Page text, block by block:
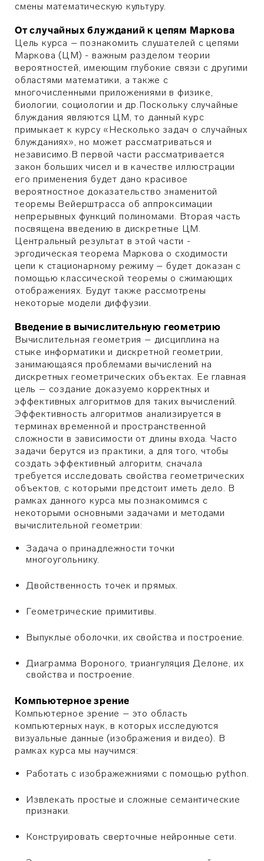
смены математическую культуру.
От случайных блужданий к цепям Маркова
Цель курса – познакомить слушателей с цепями
Маркова (ЦМ) - важным разделом теории
вероятностей, имеющим глубокие связи с другими
областями математики, а также с
многочисленными приложениями в физике,
биологии, социологии и др.Поскольку случайные
блуждания являются ЦМ, то данный курс
примыкает к курсу «Несколько задач о случайных
блужданиях», но может рассматриваться и
независимо.В первой части рассматривается
закон больших чисел и в качестве иллюстрации
его применения будет дано красивое
вероятностное доказательство знаменитой
теоремы Вейерштрасса об аппроксимации
непрерывных функций полиномами. Вторая часть
посвящена введению в дискретные ЦМ.
Центральный результат в этой части -
эргодическая теорема Маркова о сходимости
цепи к стационарному режиму – будет доказан с
помощью классической теоремы о сжимающих
отображениях. Будут также рассмотрены
некоторые модели диффузии.
Введение в вычислительную геометрию
Вычислительная геометрия – дисциплина на
стыке информатики и дискретной геометрии,
занимающаяся проблемами вычислений на
дискретных геометрических объектах. Ее главная
цель – создание доказуемо корректных и
эффективных алгоритмов для таких вычислений.
Эффективность алгоритмов анализируется в
терминах временной и пространственной
сложности в зависимости от длины входа. Часто
задачи берутся из практики, а для того, чтобы
создать эффективный алгоритм, сначала
требуется исследовать свойства геометрических
объектов, с которыми предстоит иметь дело. В
рамках данного курса мы познакомимся с
некоторыми основными задачами и методами
вычислительной геометрии:
Задача о принадлежности точки
многоугольнику.
Двойственность точек и прямых.
Геометрические примитивы.
Выпуклые оболочки, их свойства и построение.
Диаграмма Вороного, триангуляция Делоне, их
свойства и построение.
Компьютерное зрение
Компьютерное зрение – это область
компьютерных наук, в которых исследуются
визуальные данные (изображения и видео). В
рамках курса мы научимся:
Работать с изображежниями с помощью python.
Извлекать простые и сложные семантические
признаки.
Конструировать сверточные нейронные сети.